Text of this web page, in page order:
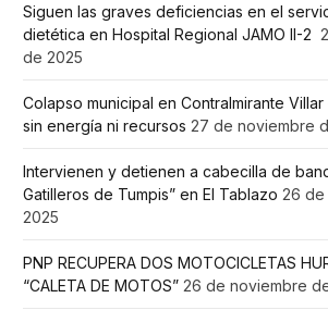
Siguen las graves deficiencias en el
dietética en Hospital Regional JAMO II-2
de 2025
Colapso municipal en Contralmirante
sin energía ni recursos 27 de noviembre
Intervienen y detienen a cabecilla de
Gatilleros de Tumpis” en El Tablazo 26
2025
PNP RECUPERA DOS MOTOCICLETAS
“CALETA DE MOTOS” 26 de noviembre